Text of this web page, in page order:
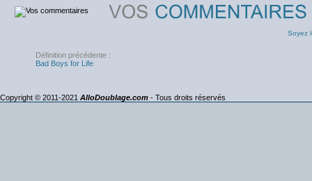
Soyez
Définition précédente :
Bad Boys for Life
Copyright © 2011-2021 AlloDoublage.com - Tous droits réservés